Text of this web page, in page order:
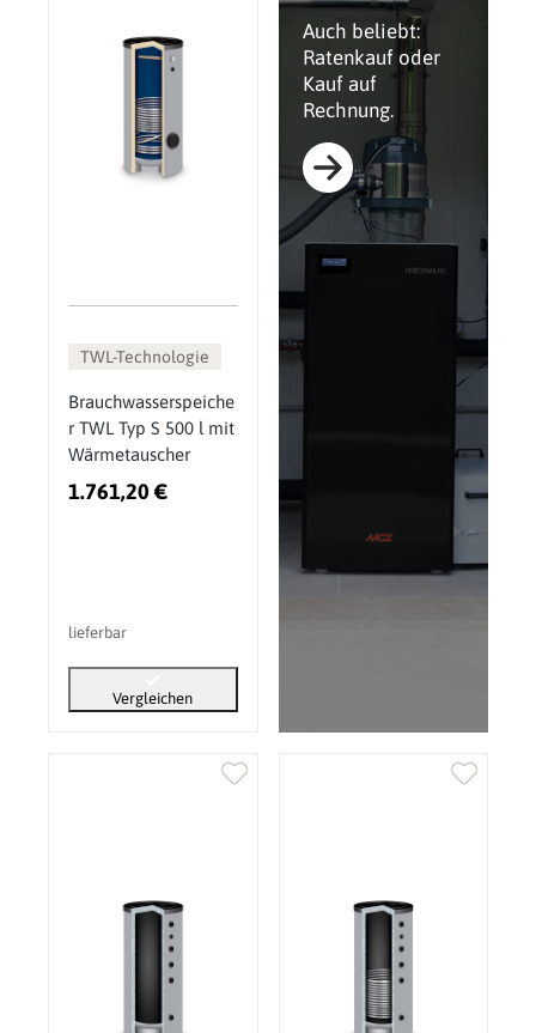
Auch beliebt:
Ratenkauf oder
Kauf auf
Rechnung.
TWL-Technologie
Brauchwasserspeiche
r TWL Typ S 500 l mit
Wärmetauscher
1.761,20 €
lieferbar
Vergleichen